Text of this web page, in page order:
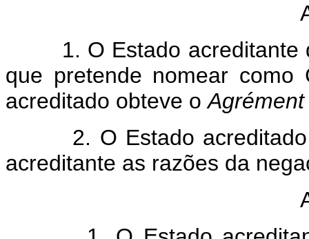
1. O Estado acreditante
que pretende nomear
acreditado obteve oAgrément
2. O Estado acreditado
acreditante as razões da